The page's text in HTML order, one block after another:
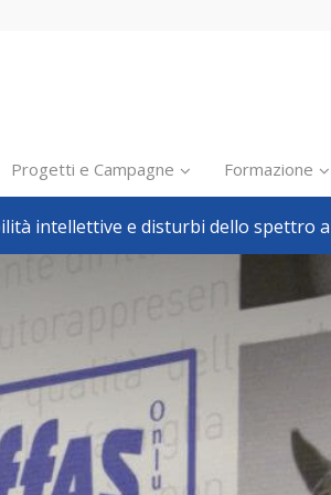
Inclusione scolastica
Inclusione lavorativa
Politiche sociali
Pillole
Formazione
Avvisi, bandi
Welfare locale
Progetti e Campagne Formazione
intellettive e disturbi dello spettro